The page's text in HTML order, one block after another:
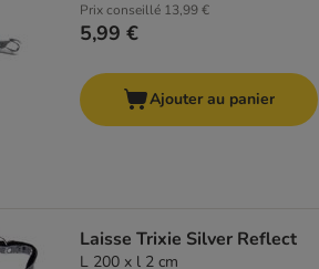
Prix conseillé 13,99 €
5,99 €
Ajouter au panier
Laisse Trixie Silver Reflect
L 200 x l 2 cm